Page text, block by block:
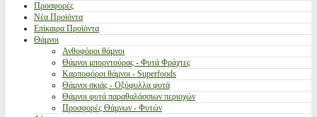
Προσφορές
Νέα Προϊόντα
Επίκαιρα Προϊόντα
Θάμνοι
Ανθοφόροι θάμνοι
Θάμνοι μπορντούρας - Φυτά Φράχτες
Καρποφόροι θάμνοι - Superfoods
Θάμνοι σκιάς - Οξύφυλλα φυτά
Θάμνοι φυτά παραθαλάσσιων περιοχών
Προσφορές Θάμνων - Φυτών